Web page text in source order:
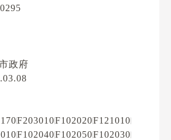
政府
F203010F102020F121010
F102040F102050F102030